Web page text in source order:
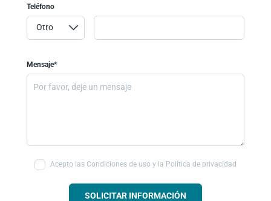
Teléfono
Mensaje*
Acepto las Condiciones de uso y la Política de privacidad
SOLICITAR INFORMACIÓN